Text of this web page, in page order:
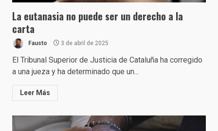
La eutanasia no puede ser un derecho a la
carta
Fausto 3 de abril de 2025
El Tribunal Superior de Justicia de Cataluña ha corregido
a una jueza y ha determinado que un...
Leer Más